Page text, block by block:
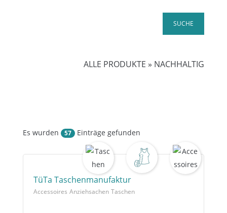
ALLE PRODUKTE » NACHHALTIG
Es wurden 57 Einträge gefunden
TüTa Taschenmanufaktur
Accessoires Anziehsachen Taschen